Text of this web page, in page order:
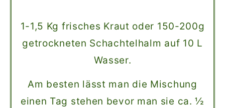
1-1,5 Kg frisches Kraut oder 150-200g
getrockneten Schachtelhalm auf 10 L
Wasser.
Am besten lässt man die Mischung
einen Tag stehen bevor man sie ca. ½